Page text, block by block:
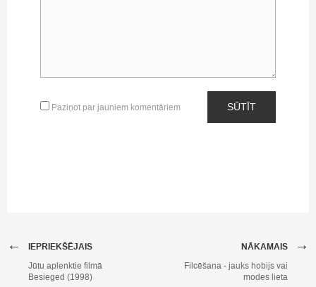
Paziņot par jauniem komentāriem SŪTĪT
IEPRIEKŠĒJAIS
←
Jūtu aplenktie filmā
Besieged (1998)
NĀKAMAIS →
Filcēšana - jauks hobijs vai
modes lieta